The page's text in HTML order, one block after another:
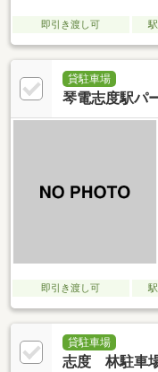
即引き渡し可
貸駐車場
琴電志度駅パ
即引き渡し可
貸駐車場
志度 林駐車